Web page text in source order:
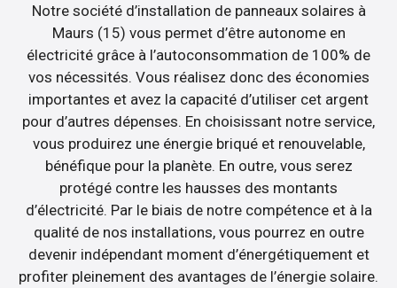
Notre société d’installation de panneaux solaires à
Maurs (15) vous permet d’être autonome en
électricité grâce à l’autoconsommation de 100% de
vos nécessités. Vous réalisez donc des économies
importantes et avez la capacité d’utiliser cet argent
pour d’autres dépenses. En choisissant notre service,
vous produirez une énergie briqué et renouvelable,
bénéfique pour la planète. En outre, vous serez
protégé contre les hausses des montants
d’électricité. Par le biais de notre compétence et à la
qualité de nos installations, vous pourrez en outre
devenir indépendant moment d’énergétiquement et
profiter pleinement des avantages de l’énergie solaire.